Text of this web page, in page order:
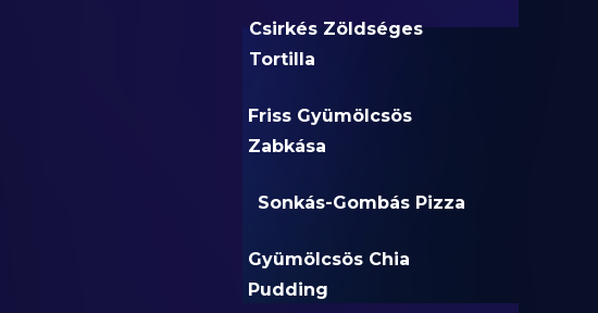
Csirkés Zöldséges
Tortilla
Friss Gyümölcsös
Zabkása
Sonkás-Gombás Pizza
Gyümölcsös Chia
Pudding